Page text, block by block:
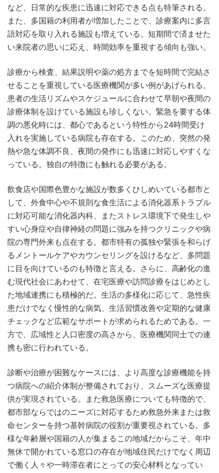
など、日常的な疾患に迅速に対応できる点も特筆される。
また、多国籍の利用者が増加したことで、診療案内に多言
語対応を取り入れる施設も増えている。短期間で済ませた
い来院者の思いに応え、時間効率を重視する傾向も強い。
診療から検査、結果説明や薬の処方までを短時間で完結さ
せることを重視している医療機関が多い例があげられる。
患者の生活リズムやスケジュールに合わせて早朝や夜間の
診療体制を設けている施設も珍しくない。緊急を要する体
調の悪化時には、都心であるという特性から24時間受け
入れを実施している病院も存在する。このため、突然の発
熱や急な体調不良、夜間の発作にも迅速に対応しやすくな
っている。独自の特徴にも触れる必要がある。
飲食店や国際色豊かな施設が数多くひしめいている都市と
して、外食中心や不規則な食生活による消化器系トラブル
に対応可能な消化器内科、またストレス環境下で発生しや
すい心身症や自律神経の問題に強みを持つクリニックや病
院の専門外来も点在する。都市特有の孤独や緊張を和らげ
るメントールケアやカウンセリングを設けるなど、多問題
に目を向けているのも特徴と言える。さらに、高齢化の進
む現代社会にあわせて、在宅医療や訪問診療をはじめとし
た地域連携にも積極的だ。生活の多様化に応じて、急性疾
患だけでなく慢性的な病気、生活習慣改善や定期的な健康
チェックなど広範なサポートが求められるためである。一
方で、広域性と人口密度の高さから、医療機関同士での連
携も密に行われている。
診断や治療が困難なケースには、より高度な診療機能を持
つ病院への紹介体制が整備されており、スムーズな医療提
供が実現されている。また救急医療についても特徴的で、
都市部ならではのニーズに対応するため救急外来または救
命センターを持つ基幹病院の役割が重要視されている。多
様な年齢層や国籍の人が集まるこの地域だからこそ、年中
無休で開かれている窓口の存在が地域住民だけでなく周辺
で働く人々や一時滞在者にとっての安心材料となってい